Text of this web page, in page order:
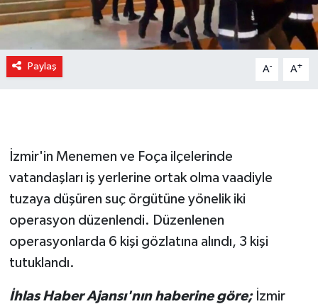
Paylaş A- A+
İzmir'in Menemen ve Foça ilçelerinde
vatandaşları iş yerlerine ortak olma vaadiyle
tuzaya düşüren suç örgütüne yönelik iki
operasyon düzenlendi. Düzenlenen
operasyonlarda 6 kişi gözlatına alındı, 3 kişi
tutuklandı.
İhlas Haber Ajansı'nın haberine göre; İzmir